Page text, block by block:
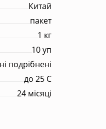
Китай
пакет
1 кг
10 уп
подрібнені
до 25 С
24 місяці